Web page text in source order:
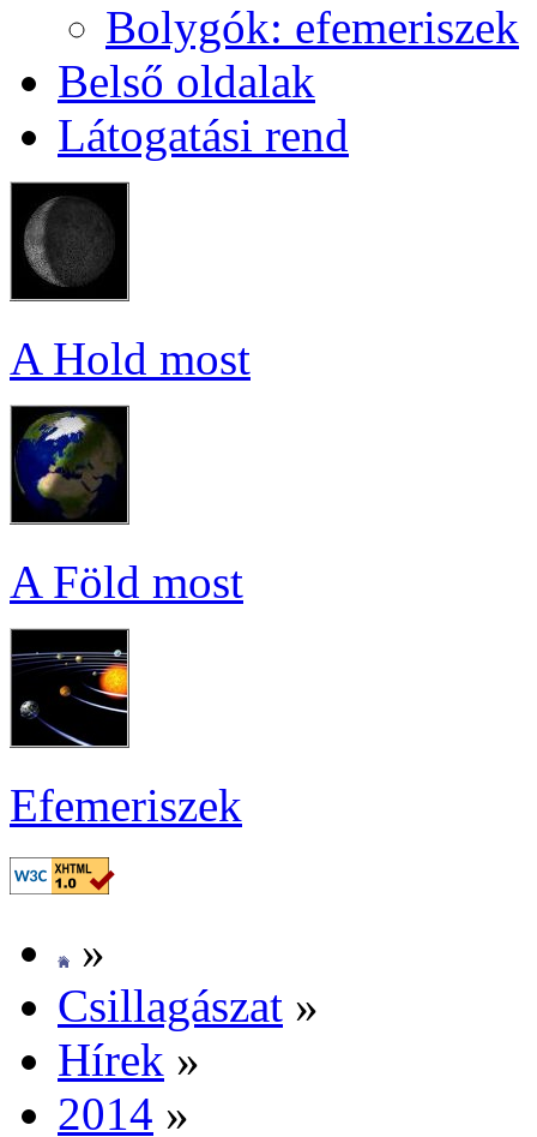
Boly­gók: efe­me­ri­szek
Bel­ső ol­da­lak
Lá­to­ga­tá­si rend
A Hold most
A Föld most
Efe­me­ri­szek
»
Csil­la­gá­szat »
Hí­rek »
2014 »